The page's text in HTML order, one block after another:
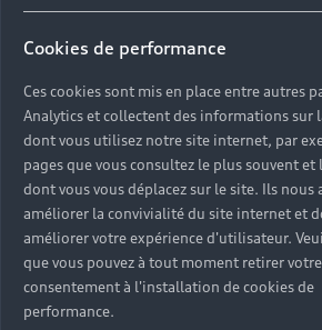
Cookies de performance
Ces cookies sont mis en place entre autres
Analytics et collectent des informations sur
dont vous utilisez notre site internet, par
pages que vous consultez le plus souvent et
dont vous vous déplacez sur le site. Ils nous
améliorer la convivialité du site internet et
améliorer votre expérience d'utilisateur.
que vous pouvez à tout moment retirer votre
consentement à l'installation de cookies de
performance.